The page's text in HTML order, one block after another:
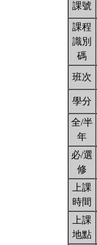
課號
課程
識別
碼
班次
學分
全/半
年
必/選
修
上課
時間
上課
地點